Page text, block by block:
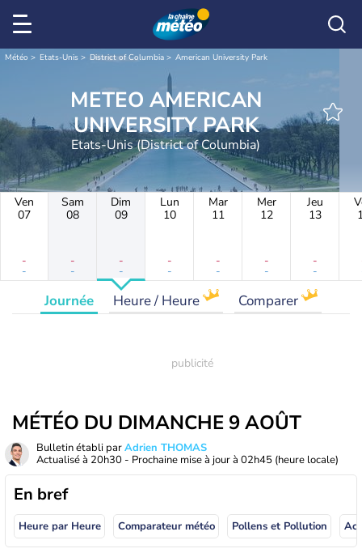
Météo Etats-Unis District of Columbia American University Park
METEO AMERICAN
UNIVERSITY PARK
Etats-Unis (District of Columbia)
Ven
07
-
-
Sam
08
-
-
Dim
09
-
-
Lun
10
-
-
Mar
11
-
-
Mer
12
-
-
Jeu
13
-
-
Journée Heure / Heure Comparer
MÉTÉO DU DIMANCHE 9 AOÛT
Bulletin établi parAdrien THOMAS
Actualisé à 20h30 - Prochaine mise à jour à 02h45 (heure locale)
En bref
Heure par Heure Comparateur météo Pollens et Pollution